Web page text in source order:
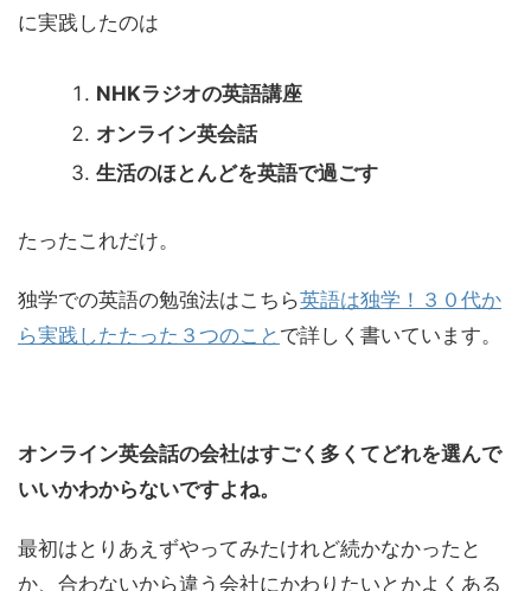
に実践したのは
NHKラジオの英語講座
オンライン英会話
生活のほとんどを英語で過ごす
たったこれだけ。
独学での英語の勉強法はこちら英語は独学！３０代か
ら実践したたった３つのこと で詳しく書いています。
オンライン英会話の会社はすごく多くてどれを選んで
いいかわからないですよね。
最初はとりあえずやってみたけれど続かなかったと
か、合わないから違う会社にかわりたいとかよくある